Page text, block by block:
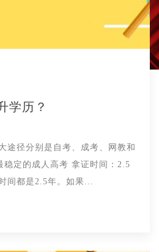
学历？
途径分别是自考、成考、网教和
稳定的成人高考 拿证时间：2.5
间都是2.5年。如果...